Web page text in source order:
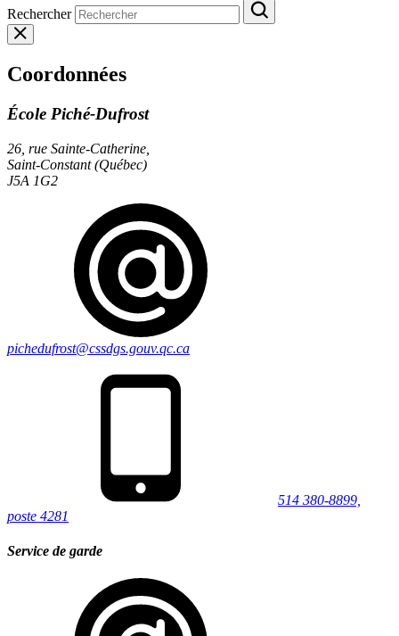
Rechercher
Coordonnées
École Piché-Dufrost
26, rue Sainte-Catherine,
Saint-Constant (Québec)
J5A 1G2
pichedufrost@cssdgs.gouv.qc.ca
514 380-8899,
poste 4281
Service de garde